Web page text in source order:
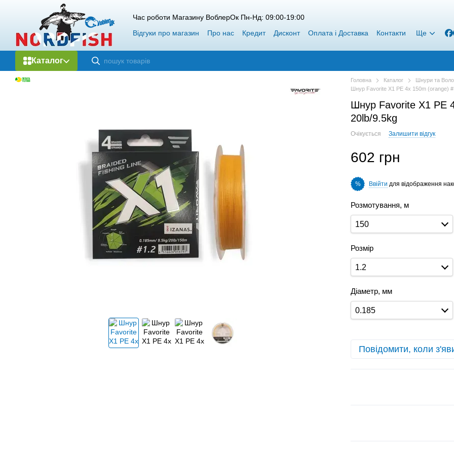
Перейти до основного контенту
Час роботи Магазину ВоблерОк Пн-Нд: 09:00-19:00
Відгуки про магазин
Про нас Кредит Дисконт Оплата і Доставка Контакти Ще
Каталог
Головна Каталог Шнури та
Шнур Favorite X1 PE 4x 150m (orange)
Шнур Favorite X1 PE
20lb/9.5kg
Очікується Залишити відгук
602 грн
% Ввійти для відображення
Розмотування, м
150
Розмір
1.2
Діаметр, мм
0.185
Повідомити, коли